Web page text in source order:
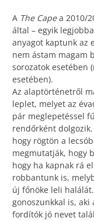
A The Capea 2010/
által – egyik
anyagot kaptunk az
nem ástam magam
sorozatok esetében
esetében).
Az alaptörténetről
leplet, melyet az
pár meglepetéssel
rendőrként
hogy rögtön a
megmutatják, hogy
hogy ha kapnak rá
robbantunk is,
új főnöke leli
gonoszunkkal is, aki
fordítók jó nevet